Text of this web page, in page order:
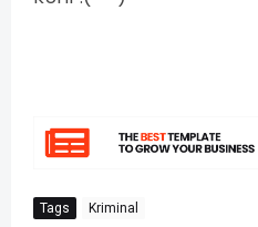
Tags Kriminal